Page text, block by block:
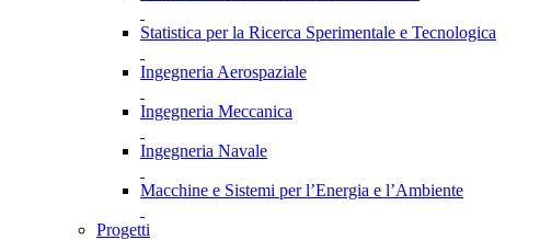
Statistica per la Ricerca Sperimentale e Tecnologica
Ingegneria Aerospaziale
Ingegneria Meccanica
Ingegneria Navale
Macchine e Sistemi per l’Energia e l’Ambiente
Progetti